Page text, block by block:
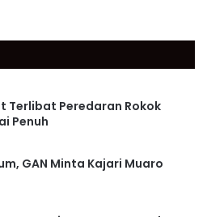
Terlibat Peredaran Rokok
Penuh
GAN Minta Kajari Muaro